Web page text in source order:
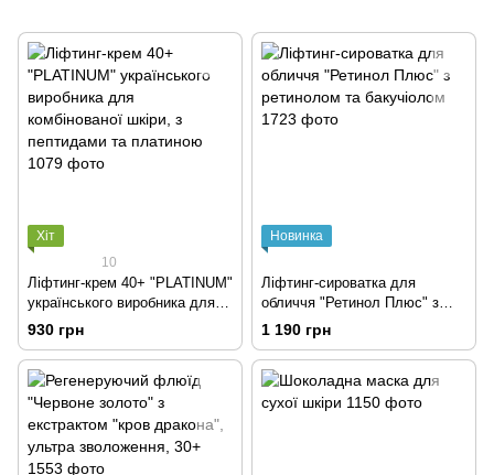
Хіт
10
Ліфтинг-крем 40+ "PLATINUM"
українського виробника для
комбінованої шкіри, з
пептидами та платиною
930 грн
Новинка
Ліфтинг-сироватка для
обличчя "Ретинол Плюс" з
ретинолом та бакучіолом
1 190 грн